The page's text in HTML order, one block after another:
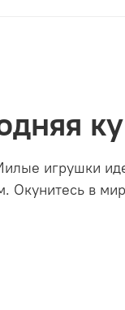
игрушки
Окунитесь в